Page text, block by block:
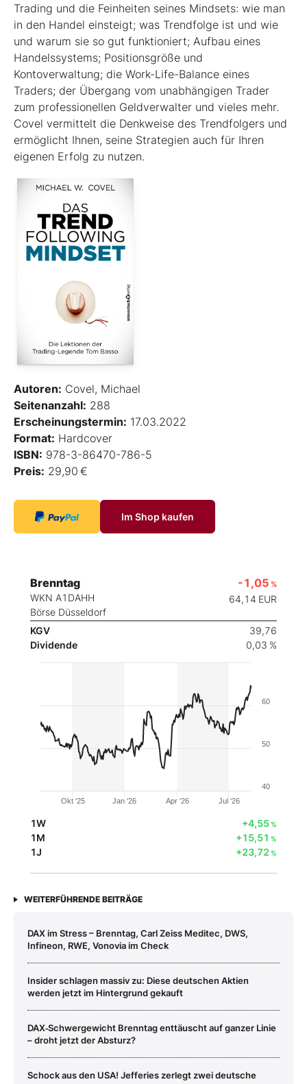
Trading und die Feinheiten seines Mindsets: wie man
in den Handel einsteigt; was Trendfolge ist und wie
und warum sie so gut funktioniert; Aufbau eines
Handelssystems; Positionsgröße und
Kontoverwaltung; die Work-Life-Balance eines
Traders; der Übergang vom unabhängigen Trader
zum professionellen Geldverwalter und vieles mehr.
Covel vermittelt die Denkweise des Trendfolgers und
ermöglicht Ihnen, seine Strategien auch für Ihren
eigenen Erfolg zu nutzen.
Autoren: Covel, Michael
Seitenanzahl: 288
Erscheinungstermin: 17.03.2022
Format: Hardcover
ISBN: 978-3-86470-786-5
Preis: 29,90 €
Im Shop kaufen
Brenntag
WKN A1DAHH
Börse Düsseldorf
-1,05 %
64,14 EUR
KGV
39,76
Dividende
0,03 %
Okt '25 Jan '26 Apr '26 Jul '26
40
50
60
1W +4,55%
1M +15,51 %
1J +23,72%
WEITERFÜHRENDE BEITRÄGE
DAX im Stress – Brenntag, Carl Zeiss Meditec, DWS,
Infineon, RWE, Vonovia im Check
Insider schlagen massiv zu: Diese deutschen Aktien
werden jetzt im Hintergrund gekauft
DAX‑Schwergewicht Brenntag enttäuscht auf ganzer Linie
– droht jetzt der Absturz?
Schock aus den USA! Jefferies zerlegt zwei deutsche